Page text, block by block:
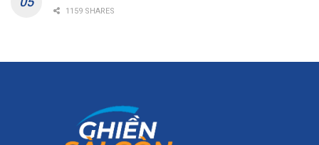
1159 SHARES